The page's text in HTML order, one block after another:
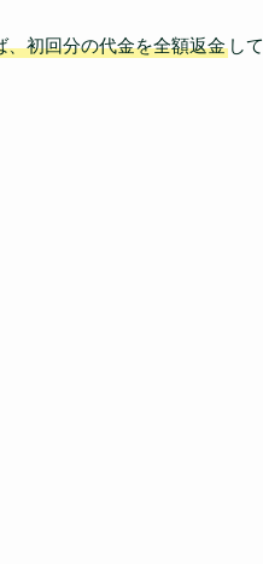
、初回分の代金を全額返金 し